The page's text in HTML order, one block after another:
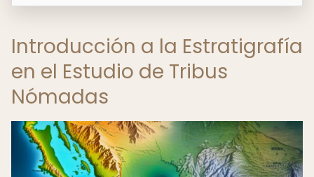
Introducción a la Estratigrafía
en el Estudio de Tribus
Nómadas